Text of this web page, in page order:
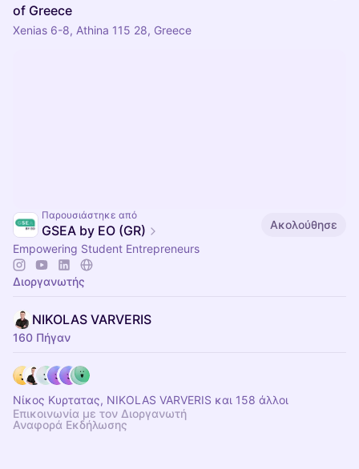
of Greece
Xenias 6-8, Athina 115 28, Greece
Παρουσιάστηκε από
GSEA by EO (GR)
Ακολούθησε
Empowering Student Entrepreneurs
Διοργανωτής
NIKOLAS VARVERIS
160 Πήγαν
Νίκος Κυρτατας, NIKOLAS VARVERIS και 158 άλλοι
Επικοινωνία με τον Διοργανωτή
Αναφορά Εκδήλωσης